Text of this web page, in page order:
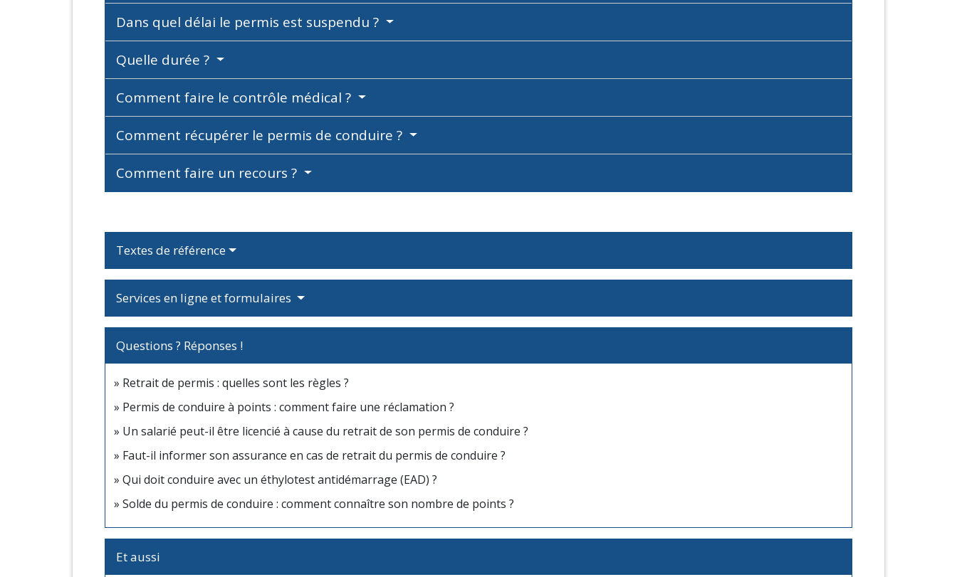
Dans quel délai le permis est suspendu ?
Quelle durée ?
Comment faire le contrôle médical ?
Comment récupérer le permis de conduire ?
Comment faire un recours ?
Textes de référence
Services en ligne et formulaires
Questions ? Réponses !
Retrait de permis : quelles sont les règles ?
Permis de conduire à points : comment faire une réclamation ?
Un salarié peut-il être licencié à cause du retrait de son permis de conduire ?
Faut-il informer son assurance en cas de retrait du permis de conduire ?
Qui doit conduire avec un éthylotest antidémarrage (EAD) ?
Solde du permis de conduire : comment connaître son nombre de points ?
Et aussi